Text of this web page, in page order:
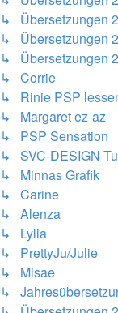
↳ Übersetzungen
↳ Übersetzungen
↳ Übersetzungen
↳ Corrie
↳ Rinie PSP
↳ Margaret ez-az
↳ PSP Sensation
↳ SVC-DESIGN
↳ Minnas Grafik
↳ Carine
↳ Alenza
↳ Lylia
↳ PrettyJu/Julie
↳ Misae
↳